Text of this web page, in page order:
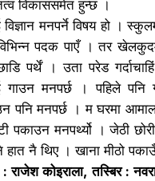
विकाससमेत हुन्छ ।
विज्ञान मनपर्ने विषय हो ।
पदक पाएँ । तर
पर्थें । उता परेड
गाउन मनपर्छ । पहिले
पनि मनपर्छ । म घरमा
पकाउन मनपर्थ्यो । जेठी
हात नै थिए । खाना मीठो
: राजेश कोइराला, तस्बिर :